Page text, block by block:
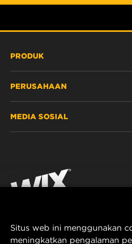
PRODUK
MOBIL PENUMPANG DAN
PRODUK UNTUK BALAP
PERUSAHAAN
KONTAK
PRIVASI DATA
MEDIA SOSIAL
Instagram
PT MANN AND HUMMEL
Situs web ini menggunakan
meningkatkan pengalaman